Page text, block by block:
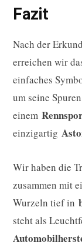
Fazit
Nach der
erreichen wir
einfaches
um seine
einem
einzigartig
Wir haben die
zusammen mit
Wurzeln tief in
steht als